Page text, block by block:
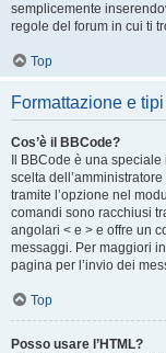
semplicemente
regole del forum in cui ti
Top
Formattazione e
Cos’è il BBCode?
Il BBCode è una
scelta
tramite l’opzione nel
comandi sono racchiusi
angolari < e > e offre un
messaggi. Per maggiori
pagina per l’invio dei
Top
Posso usare l’HTML?